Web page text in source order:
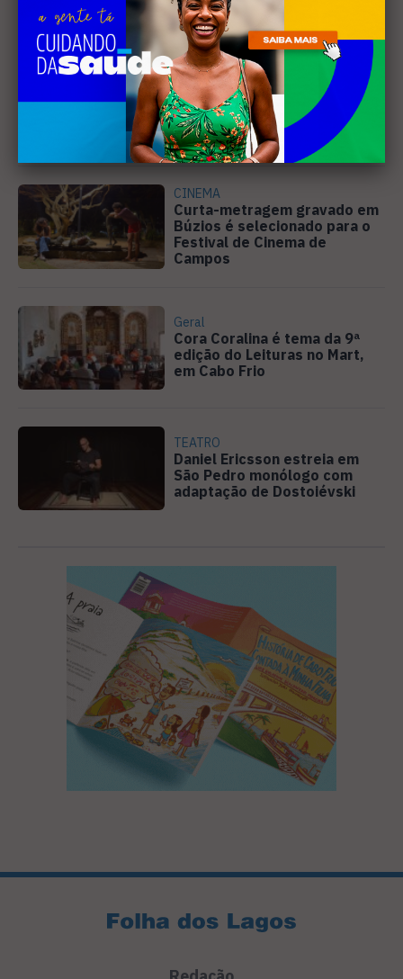
Leia Também
EVENTOS
Cabo Frio recebe 20ª edição
do Diveneta Moto Fest neste
fim de semana
CINEMA
Curta-metragem gravado em
Búzios é selecionado para o
Festival de Cinema de
Campos
Geral
Cora Coralina é tema da 9ª
edição do Leituras no Mart,
em Cabo Frio
TEATRO
Daniel Ericsson estreia em
São Pedro monólogo com
adaptação de Dostoiévski